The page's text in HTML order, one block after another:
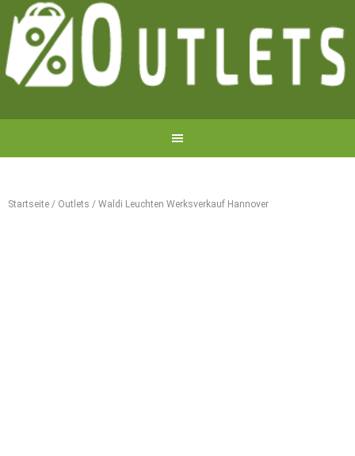
Startseite / Outlets / Waldi Leuchten Werksverkauf Hannover